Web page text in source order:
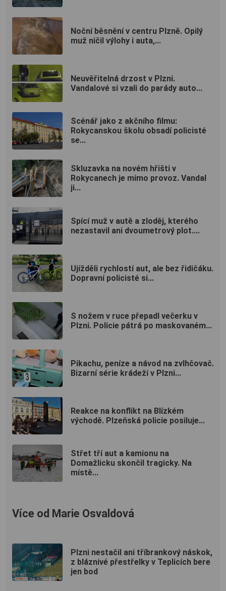
Noční běsnění v centru Plzně. Opilý
muž ničil výlohy i auta,...
Neuvěřitelná drzost v Plzni.
Vandalové si vzali do parády auto...
Scénář jako z akčního filmu:
Rokycanskou školu obsadí policisté
se...
Skluzavka na novém hřišti v
Rokycanech je mimo provoz. Vandal
ji...
Spící muž v autě a zloděj, kterého
nezastavil ani dvoumetrový plot....
Ujížděli rychlostí aut, ale bez řidičáku.
Dopravní policisté si...
S nožem v ruce přepadl večerku v
Plzni. Policie pátrá po maskovaném...
Pikachu, peníze a návod na zvlhčovač.
Bizarní série krádeží v Plzni...
Reakce na konflikt na Blízkém
východě. Plzeňská policie posiluje...
Střet tří aut a kamionu na
Domažlicku skončil tragicky. Na
místě...
Více od Marie Osvaldová
Plzni nestačil ani tříbrankový náskok,
z bláznivé přestřelky v Teplicích bere
jen bod